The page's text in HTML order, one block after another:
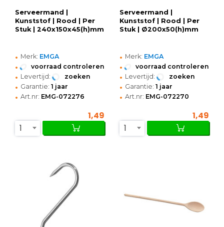
Serveermand |
Kunststof | Rood | Per
Stuk | 240x150x45(h)mm
• Merk: EMGA
• voorraad controleren
• Levertijd: zoeken
• Garantie: 1 jaar
• Art.nr: EMG-072276
1,49
1
Serveermand |
Kunststof | Rood | Per
Stuk | Ø200x50(h)mm
• Merk: EMGA
• voorraad controleren
• Levertijd: zoeken
• Garantie: 1 jaar
• Art.nr: EMG-072270
1,49
1